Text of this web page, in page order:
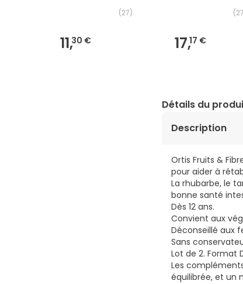
(27)
11,30 €
(27
17,17 €
Détails du
Description
Ortis Fruits &
pour aider à
La rhubarbe, le
bonne santé
Dès 12 ans.
Convient aux
Déconseillé aux
Sans
Lot de 2. Format
Les
équilibrée, et un